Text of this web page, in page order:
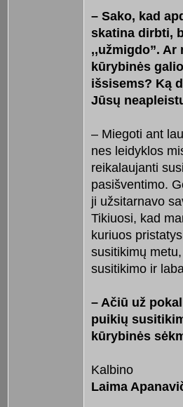
– Sako, kad
skatina dirbti,
,,užmigdo”. Ar
kūrybinės
išsisems? Ką
Jūsų
– Miegoti ant
nes leidyklos
reikalaujanti
pasišventimo.
ji užsitarnavo
Tikiuosi, kad
kuriuos
susitikimų
susitikimo ir
– Ačiū už
puikių
kūrybinės
Kalbino
Laima